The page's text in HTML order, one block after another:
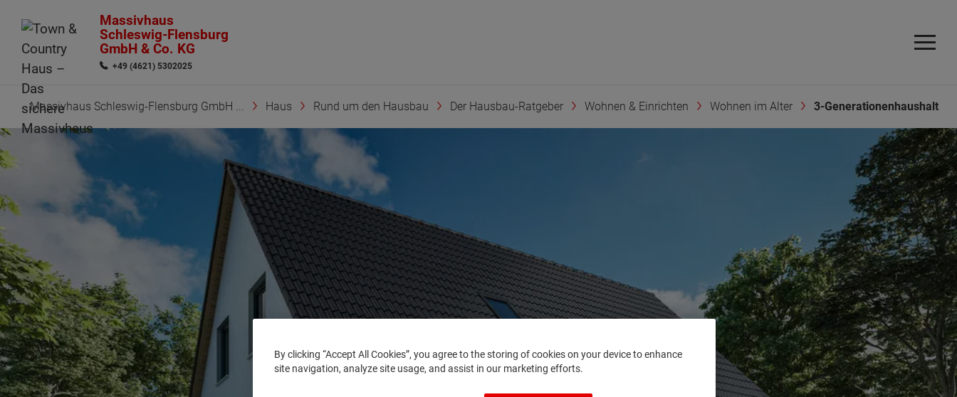
Massivhaus
Schleswig-Flensburg
GmbH & Co. KG
+49 (4621) 5302025
Massivhaus Schleswig-Flensburg GmbH ... Haus Rund um den Hausbau Der Hausbau-Ratgeber Wohnen & Einrichten Wohnen im Alter 3-Generationenhaushalt
By clicking “Accept All Cookies”, you agree to the storing of cookies on your device to enhance
site navigation, analyze site usage, and assist in our marketing efforts.